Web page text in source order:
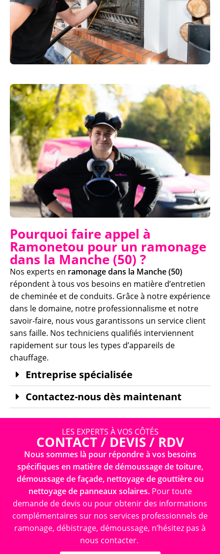
Pourquoi faire appel à
Ramonetou pour un ramonage
dans la Manche (50) ?
Nos experts en ramonage dans la Manche (50)
répondent à tous vos besoins en matière d’entretien
de cheminée et de conduits. Grâce à notre expérience
dans le domaine, notre professionnalisme et notre
savoir-faire, nous vous garantissons un service client
sans faille. Nos techniciens qualifiés interviennent
rapidement sur tous les types d’appareils de
chauffage.
Entreprise spécialisée
Contactez-nous dès maintenant
LES EXPERTS À VOS CÔTÉS
CONTACT / DEVIS / RDV
Nous sommes là pour répondre à vos besoins
spécifiques en matière de démoussage de toiture,
démoussage de façade, nettoyage de gouttière ou
nettoyage de panneaux solaires.Pour toute
demande de devis ou pour obtenir des informations
complémentaires sur nos services professionnels de
ramonage, débistrage, démoussage, n’hésitez pas à
nous contacter.